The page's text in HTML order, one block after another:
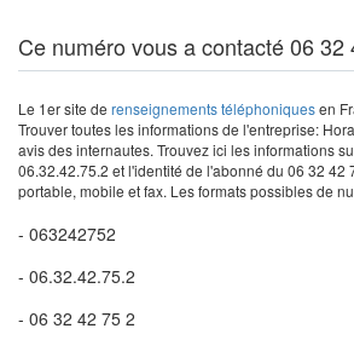
Ce numéro vous a contacté 06 32
Le 1er site de renseignements téléphoniquesen
Trouver toutes les informations de l'entreprise:
avis des internautes. Trouvez ici les informations
06.32.42.75.2 et l'identité de l'abonné du 06 32 42
portable, mobile et fax. Les formats possibles de
- 063242752
- 06.32.42.75.2
- 06 32 42 75 2